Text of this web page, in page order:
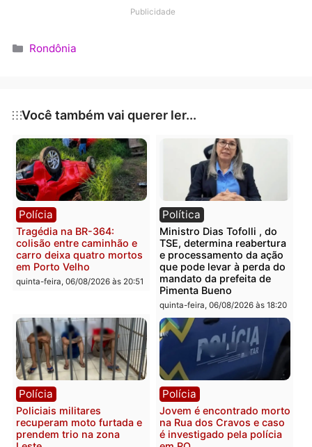
empresa tivesse sido gerida corretamente por pelo
diferente hoje. Apesar dos desafios, a Caerd ainda
Categorias
Rondônia
Você também vai querer ler...
Polícia
Tragédia na BR-364:
colisão entre caminhão e
carro deixa quatro mortos
em Porto Velho
quinta-feira, 06/08/2026 às 20:51
Política
Ministro Dias Tofolli , do
TSE, determina
e processamento da
que pode levar à perda
mandato da prefeita de
Pimenta Bueno